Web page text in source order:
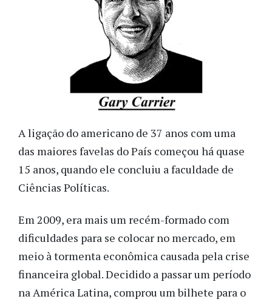
A ligação do americano de 37 anos com uma
das maiores favelas do País começou há quase
15 anos, quando ele concluiu a faculdade de
Ciências Políticas.
Em 2009, era mais um recém-formado com
dificuldades para se colocar no mercado, em
meio à tormenta econômica causada pela crise
financeira global. Decidido a passar um período
na América Latina, comprou um bilhete para o